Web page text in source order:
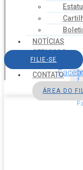
NOTÍCIAS
SERVIÇOS
AGENDA
CONTATO
FILIE-SE
f
ÁREA DO